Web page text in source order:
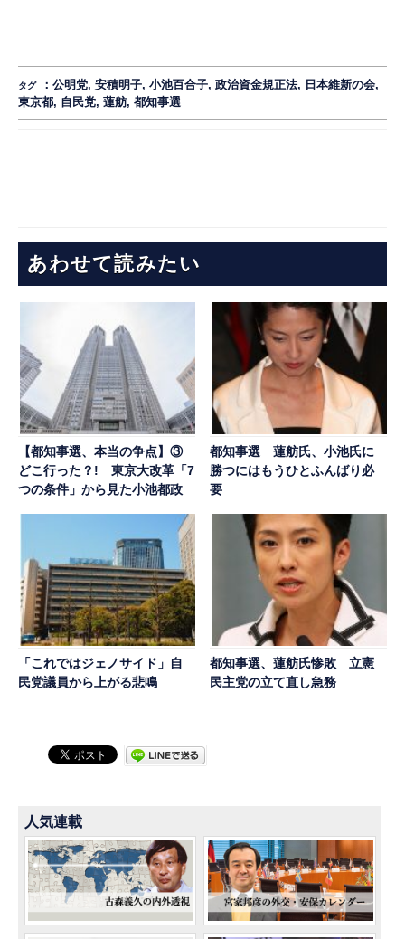
タグ ：公明党,安積明子,小池百合子,政治資金規正法, 日本維新の会,
東京都, 自民党,蓮舫,都知事選
あわせて読みたい
【都知事選、本当の争点】③
どこ行った？! 東京大改革「7
つの条件」から見た小池都政
都知事選 蓮舫氏、小池氏に
勝つにはもうひとふんばり必
要
「これではジェノサイド」自
民党議員から上がる悲鳴
都知事選、蓮舫氏惨敗 立憲
民主党の立て直し急務
人気連載